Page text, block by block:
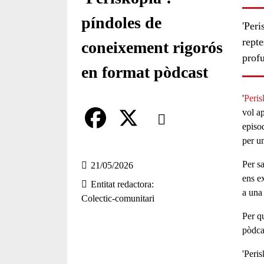
píndoles de
coneixement rigorós
en format pòdcast
Comparteix
a
c
Compartir en altres xarxes
21/05/2026
Entitat redactora
Colectic-comunitari
'
vol
per
Per
ens
a
Per